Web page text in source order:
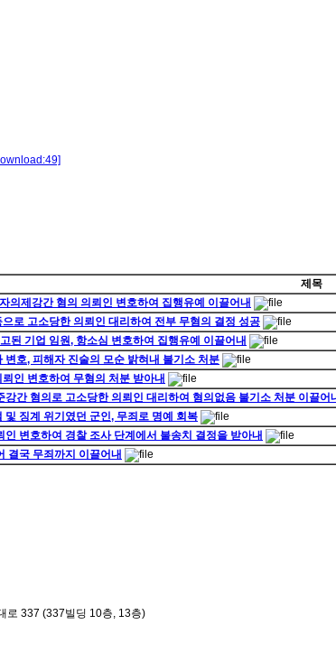
제목
의제강간 혐의 의뢰인 변호하여 집행유예 이끌어내
로 고소당한 의뢰인 대리하여 전부 무혐의 결정 성공
된 기업 임원, 항소심 변호하여 집행유예 이끌어내
호, 피해자 진술의 모순 밝혀내 불기소 처분
인 변호하여 무혐의 처분 받아내
간 혐의로 고소당한 의뢰인 대리하여 혐의없음 불기소 처분 이끌어
및 징계 위기였던 군인, 무죄로 명예 회복
변호하여 경찰 조사 단계에서 불송치 결정을 받아내
결국 무죄까지 이끌어내
로 337 (337빌딩 10층, 13층)